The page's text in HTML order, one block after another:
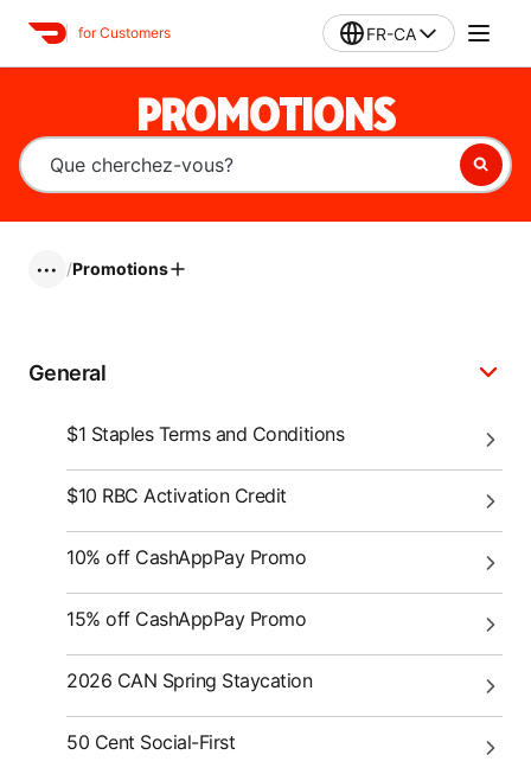
for Customers FR-CA
PROMOTIONS
••• /Promotions
General
$1 Staples Terms and Conditions
$10 RBC Activation Credit
10% off CashAppPay Promo
15% off CashAppPay Promo
2026 CAN Spring Staycation
50 Cent Social-First